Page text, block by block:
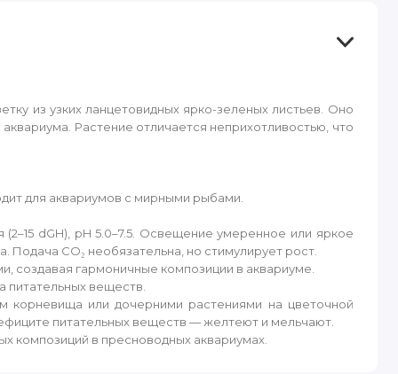
из узких ланцетовидных ярко-зеленых листьев. Оно
Растение отличается неприхотливостью, что
для аквариумов с мирными рыбами.
dGH), pH 5.0–7.5. Освещение умеренное или яркое
Подача CO₂ необязательна, но стимулирует рост.
создавая гармоничные композиции в аквариуме.
питательных веществ.
корневища или дочерними растениями на цветочной
питательных веществ — желтеют и мельчают.
композиций в пресноводных аквариумах.